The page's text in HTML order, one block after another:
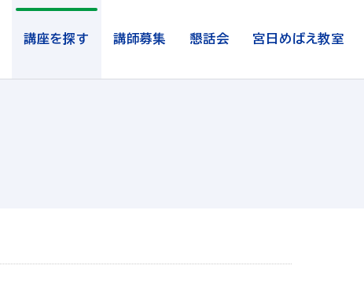
講座を探す 講師募集 懇話会 宮日めばえ教室